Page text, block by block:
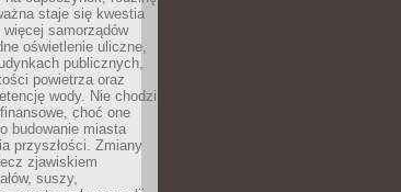
staje się kwestia
samorządów
oświetlenie uliczne,
publicznych,
powietrza oraz
wody. Nie chodzi
choć one
budowanie miasta
przyszłości. Zmiany
zjawiskiem
suszy,